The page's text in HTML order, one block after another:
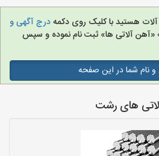
های شهرها
هستید با کلیک روی دکمهدرج آگهی و
آلاتی ها» ثبت نام نموده و سپس
نام شما در این صفحه
های رشت